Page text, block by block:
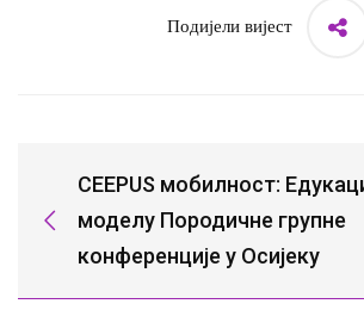
Подијели вијест
CEEPUS мобилност:
моделу Породичне групне
конференције у Осијеку